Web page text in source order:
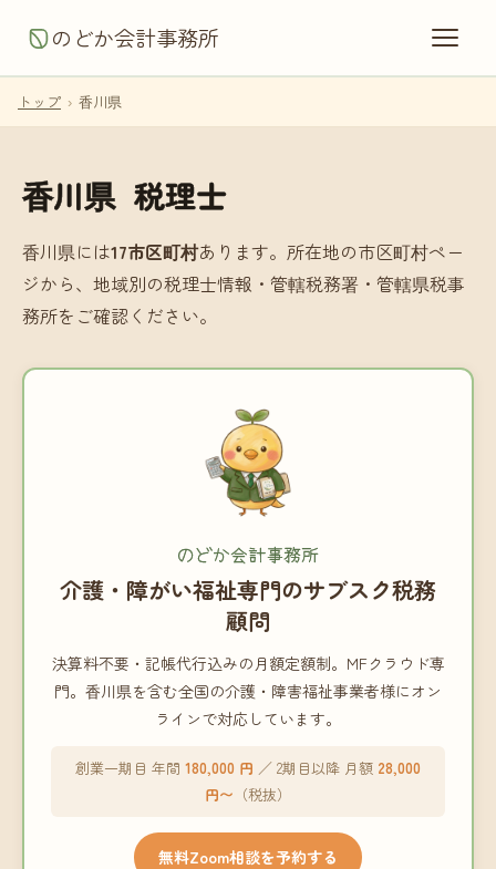
のどか会計事務所
トップ › 香川県
香川県 税理士
香川県には17市区町村あります。所在地の市区町村ペー
ジから、地域別の税理士情報・管轄税務署・管轄県税事
務所をご確認ください。
のどか会計事務所
介護・障がい福祉専門のサブスク税務
顧問
決算料不要・記帳代行込みの月額定額制。MFクラウド専
門。香川県を含む全国の介護・障害福祉事業者様にオン
ラインで対応しています。
創業一期目 年間 180,000 円 ／ 2期目以降 月額 28,000
円〜 （税抜）
無料Zoom相談を予約する